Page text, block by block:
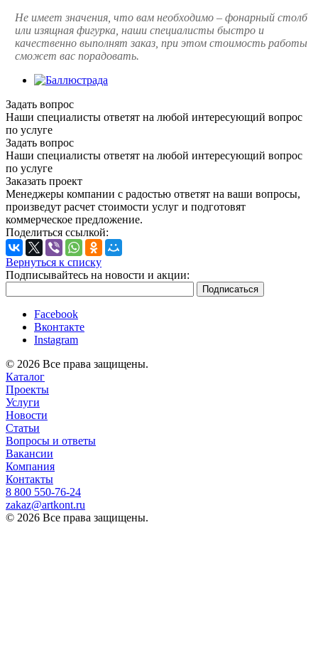
Не имеет значения, что вам необходимо – фонарный столб
или изящная фигурка, наши специалисты быстро и
качественно выполнят заказ, при этом стоимость работы
сможет вас порадовать.
Задать вопрос
Наши специалисты ответят на любой интересующий вопрос
по услуге
Задать вопрос
Наши специалисты ответят на любой интересующий вопрос
по услуге
Заказать проект
Менеджеры компании с радостью ответят на ваши вопросы,
произведут расчет стоимости услуг и подготовят
коммерческое предложение.
Поделиться ссылкой:
Вернуться к списку
Подписывайтесь на новости и акции:
Facebook
Вконтакте
Instagram
© 2026 Все права защищены.
Каталог
Проекты
Услуги
Новости
Статьи
Вопросы и ответы
Вакансии
Компания
Контакты
8 800 ‎550-76-24
zakaz@artkont.ru
© 2026 Все права защищены.